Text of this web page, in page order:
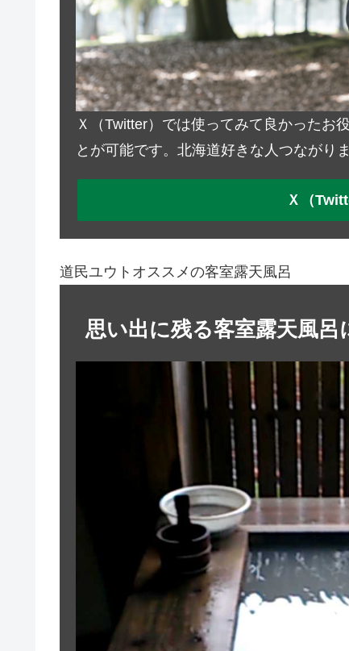
Ｘ（Twitter）では使ってみて良かったお
とが可能です。北海道好きな人つながり
Ｘ（
道民ユウトオススメの客室露天風呂
思い出に残る客室露天風